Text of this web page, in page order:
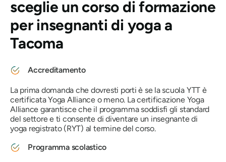
sceglie un corso di formazione
per insegnanti di yoga a
Tacoma
Accreditamento
La prima domanda che dovresti porti è se la scuola YTT è
certificata Yoga Alliance o meno. La certificazione Yoga
Alliance garantisce che il programma soddisfi gli standard
del settore e ti consente di diventare un insegnante di
yoga registrato (RYT) al termine del corso.
Programma scolastico